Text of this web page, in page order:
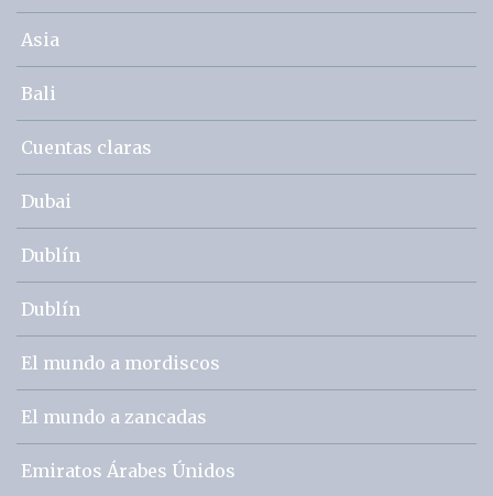
Asia
Bali
Cuentas claras
Dubai
Dublín
Dublín
El mundo a mordiscos
El mundo a zancadas
Emiratos Árabes Únidos